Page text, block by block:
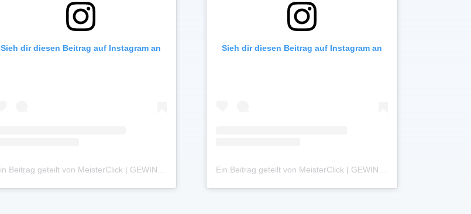
Sieh dir diesen Beitrag auf Instagram an
Ein Beitrag geteilt von MeisterClick | GEWINNMAXIMIERUNG FÜR HANDWERKSBETRIEBE (@meisterclick.de)
Sieh dir diesen Beitrag auf Instagram an
Ein Beitrag geteilt von MeisterClick | GEWINNMAXIMIERUNG FÜR HANDWERKSBETRIEBE (@meisterclick.de)